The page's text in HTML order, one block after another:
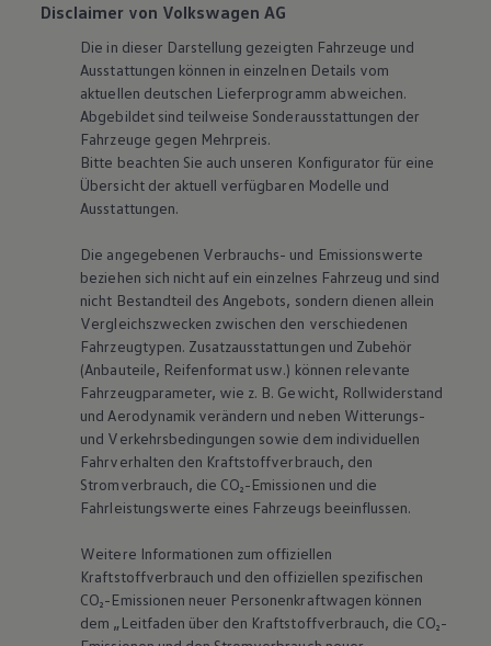
Disclaimer von Volkswagen AG
Die in dieser Darstellung gezeigten Fahrzeuge und
Ausstattungen können in einzelnen Details vom
aktuellen deutschen Lieferprogramm abweichen.
Abgebildet sind teilweise Sonderausstattungen der
Fahrzeuge gegen Mehrpreis.
Bitte beachten Sie auch unseren Konfigurator für eine
Übersicht der aktuell verfügbaren Modelle und
Ausstattungen.
Die angegebenen Verbrauchs- und Emissionswerte
beziehen sich nicht auf ein einzelnes Fahrzeug und sind
nicht Bestandteil des Angebots, sondern dienen allein
Vergleichszwecken zwischen den verschiedenen
Fahrzeugtypen. Zusatzausstattungen und Zubehör
(Anbauteile, Reifenformat usw.) können relevante
Fahrzeugparameter, wie z. B. Gewicht, Rollwiderstand
und Aerodynamik verändern und neben Witterungs-
und Verkehrsbedingungen sowie dem individuellen
Fahrverhalten den Kraftstoffverbrauch, den
Stromverbrauch, die CO₂-Emissionen und die
Fahrleistungswerte eines Fahrzeugs beeinflussen.
Weitere Informationen zum offiziellen
Kraftstoffverbrauch und den offiziellen spezifischen
CO₂-Emissionen neuer Personenkraftwagen können
dem „Leitfaden über den Kraftstoffverbrauch, die CO₂-